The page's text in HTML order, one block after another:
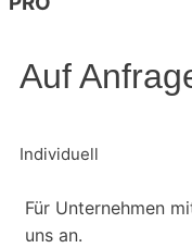
Auf
Individuell
Für Unternehmen
uns an.